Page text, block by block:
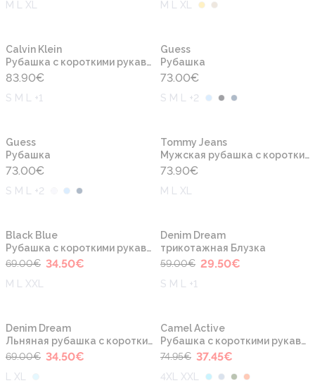
M L XL M L XL
Calvin Klein
Рубашка с короткими рукавами
83.90€
S M L +1
Guess
Рубашка
73.00€
S M L +2
Guess
Рубашка
73.00€
S M L +2
Tommy Jeans
Мужская рубашка с короткими рукавами
73.90€
M L XL
-50%
Black Blue
Рубашка с короткими рукавами
69.00€ 34.50€
M L XXL
-50%
Denim Dream
трикотажная Блузка
59.00€ 29.50€
S M L +1
-50%
Denim Dream
Льняная рубашка с короткими рукавами
69.00€ 34.50€
L XL
-50%
Camel Active
Рубашка с короткими рукавами
74.95€ 37.45€
4XL XXL